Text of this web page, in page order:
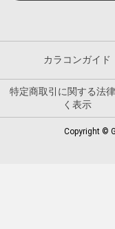
カラコンガイド
特定商取引に関する法
く表示
Copyright ©